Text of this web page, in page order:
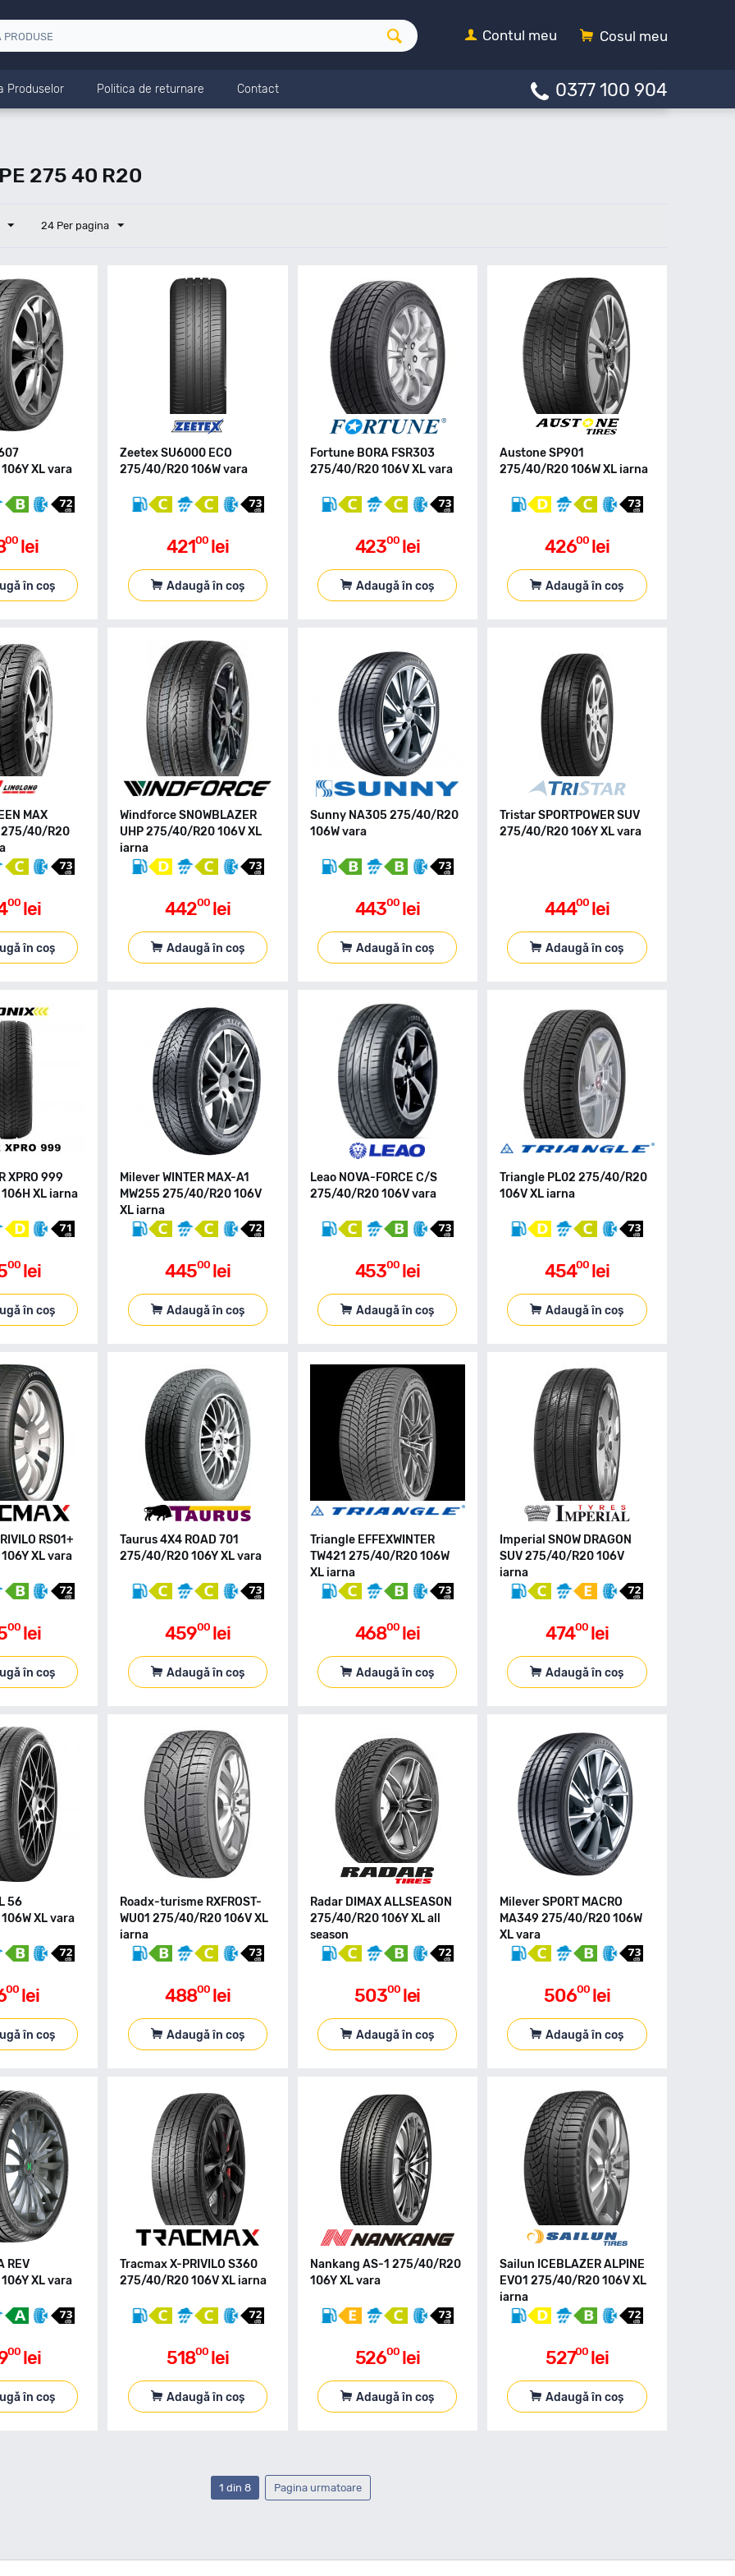
Cosul meu
Contul meu
Produselor Politica de returnare Contact 0377 100 904
275 40 R20
24 Per pagina
XL vara
00 lei
în coș
Zeetex SU6000 ECO
275/40/R20 106W vara
42100 lei
Adaugă în coș
Fortune BORA FSR303
275/40/R20 106V XL vara
42300 lei
Adaugă în coș
Austone SP901
275/40/R20 106W XL iarna
42600 lei
Adaugă în coș
MAX
275/40/R20
00 lei
în coș
Windforce SNOWBLAZER
UHP 275/40/R20 106V XL
iarna
44200 lei
Adaugă în coș
Sunny NA305 275/40/R20
106W vara
44300 lei
Adaugă în coș
Tristar SPORTPOWER SUV
275/40/R20 106Y XL vara
44400 lei
Adaugă în coș
XPRO 999
XL iarna
00 lei
în coș
Milever WINTER MAX-A1
MW255 275/40/R20 106V
XL iarna
44500 lei
Adaugă în coș
Leao NOVA-FORCE C/S
275/40/R20 106V vara
45300 lei
Adaugă în coș
Triangle PL02 275/40/R20
106V XL iarna
45400 lei
Adaugă în coș
RS01+
XL vara
00 lei
în coș
Taurus 4X4 ROAD 701
275/40/R20 106Y XL vara
45900 lei
Adaugă în coș
Triangle EFFEXWINTER
TW421 275/40/R20 106W
XL iarna
46800 lei
Adaugă în coș
Imperial SNOW DRAGON
SUV 275/40/R20 106V
iarna
47400 lei
Adaugă în coș
56
XL vara
00 lei
în coș
Roadx-turisme RXFROST-
WU01 275/40/R20 106V XL
iarna
48800 lei
Adaugă în coș
Radar DIMAX ALLSEASON
275/40/R20 106Y XL all
season
50300 lei
Adaugă în coș
Milever SPORT MACRO
MA349 275/40/R20 106W
XL vara
50600 lei
Adaugă în coș
REV
XL vara
00 lei
în coș
Tracmax X-PRIVILO S360
275/40/R20 106V XL iarna
51800 lei
Adaugă în coș
Nankang AS-1 275/40/R20
106Y XL vara
52600 lei
Adaugă în coș
Sailun ICEBLAZER ALPINE
EVO1 275/40/R20 106V XL
iarna
52700 lei
Adaugă în coș
1 din 8 Pagina urmatoare